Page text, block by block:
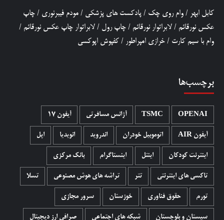
کابل ابهر / وام روی چک / پادکست های پزشکی / مودم فیبرنوری / چاپ
عکس نورقائم / لابراتوار نورقائم / چاپ رول / لابراتوار چاپ عکس نورقائم /
وام با سیم کارت / خرازی امپراطور / کفپوش اپوکسی
برچسب‌ها
OPENAI
TSMC آژانس مسافرتی آیفون 17
آیفون AIR اتوموبیل خودران اندروید انویدیا اپل
اینترنت کودکان اینتل اینستاگرام بانک مرکزی
تاکسی های اینترنتی تتر تراشه های هوش مصنوعی تسلا
تورم حقوق فناوری خوزستان سرور مجازی
سیستان و بلوچستان شبکه های اجتماعی صرافی ارز دیجیتال